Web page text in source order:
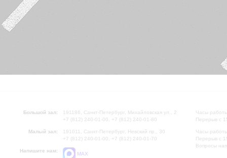
Большой зал:
191186, Санкт-Петербург, Михайловская ул., 2
+7 (812) 240-01-00, +7 (812) 240-01-80
Малый зал:
191011, Санкт-Петербург, Невский пр., 30
+7 (812) 240-01-00, +7 (812) 240-01-70
Напишите нам:
MAX
Часы
Перерыв с
Часы
Перерыв с
Вопросы